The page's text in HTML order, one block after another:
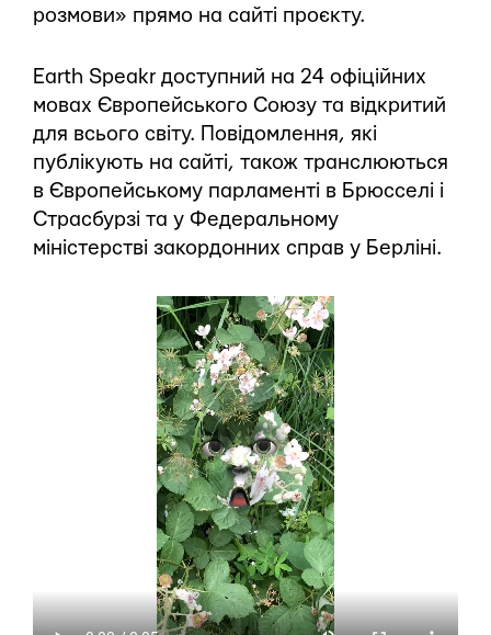
розмови» прямо на сайті проєкту.
Earth Speakr доступний на 24 офіційних
мовах Європейського Союзу та відкритий
для всього світу. Повідомлення, які
публікують на сайті, також транслюються
в Європейському парламенті в Брюсселі і
Страсбурзі та у Федеральному
міністерстві закордонних справ у Берліні.